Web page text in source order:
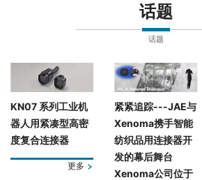
话题
话题
KN07 系列工业机
器人用紧凑型高密
度复合连接器
更多
紧紧追踪---JAE与
Xenoma携手智能
纺织品用连接器开
发的幕后舞台
Xenoma公司位于